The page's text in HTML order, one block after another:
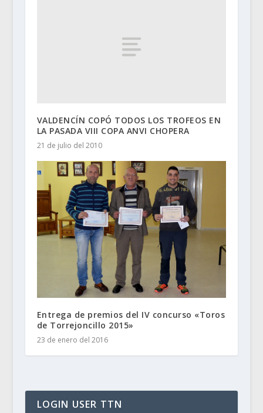
VALDENCÍN COPÓ TODOS LOS TROFEOS EN
LA PASADA VIII COPA ANVI CHOPERA
21 de julio del 2010
Entrega de premios del IV concurso «Toros
de Torrejoncillo 2015»
23 de enero del 2016
LOGIN USER TTN